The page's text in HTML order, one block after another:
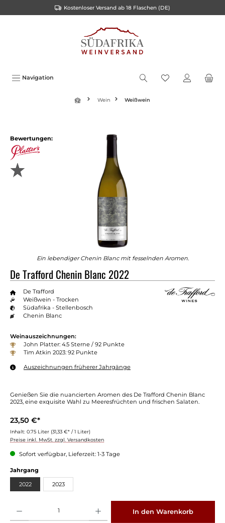
Kostenloser Versand ab 18 Flaschen (DE)
Navigation
Wein Weißwein
Bewertungen:
Ein lebendiger Chenin Blanc mit fesselnden Aromen.
De Trafford Chenin Blanc 2022
De Trafford
Weißwein - Trocken
Südafrika - Stellenbosch
Chenin Blanc
Weinauszeichnungen:
John Platter: 4.5 Sterne / 92 Punkte
Tim Atkin 2023: 92 Punkte
Auszeichnungen früherer Jahrgänge
Genießen Sie die nuancierten Aromen des De Trafford Chenin Blanc
2023, eine exquisite Wahl zu Meeresfrüchten und frischen Salaten.
23,50 €*
Inhalt: 0.75 Liter (31,33 €* / 1 Liter)
Preise inkl. MwSt. zzgl. Versandkosten
Sofort verfügbar, Lieferzeit: 1-3 Tage
Jahrgang
2022 2023
In den Warenkorb